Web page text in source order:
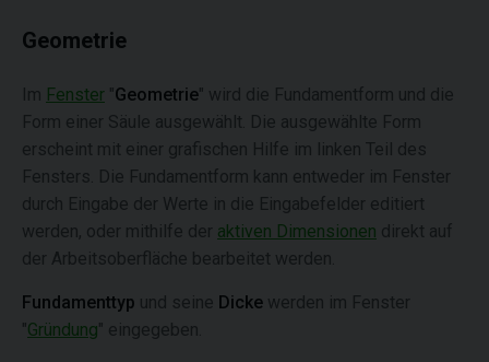
Geometrie
Im Fenster "Geometrie" wird die Fundamentform und die
Form einer Säule ausgewählt. Die ausgewählte Form
erscheint mit einer grafischen Hilfe im linken Teil des
Fensters. Die Fundamentform kann entweder im Fenster
durch Eingabe der Werte in die Eingabefelder editiert
werden, oder mithilfe der aktiven Dimensionen direkt auf
der Arbeitsoberfläche bearbeitet werden.
Fundamenttyp und seine Dicke werden im Fenster
"Gründung" eingegeben.